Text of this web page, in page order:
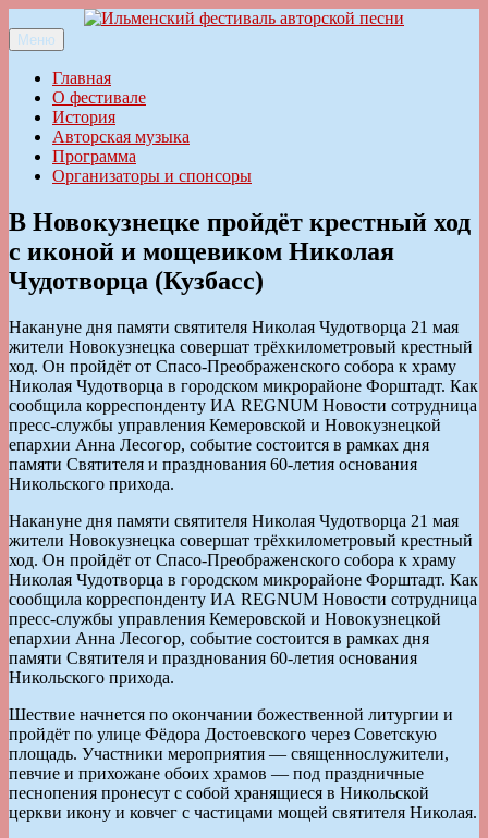
к
содержимому
Ильменский фестиваль авторской песни
Меню
Главная
О фестивале
История
Авторская музыка
Программа
Организаторы и спонсоры
В Новокузнецке пройдёт крестный ход
с иконой и мощевиком Николая
Чудотворца (Кузбасс)
Накануне дня памяти святителя Николая Чудотворца 21 мая
жители Новокузнецка совершат трёхкилометровый крестный
ход. Он пройдёт от Спасо-Преображенского собора к храму
Николая Чудотворца в городском микрорайоне Форштадт. Как
сообщила корреспонденту ИА REGNUM Новости сотрудница
пресс-службы управления Кемеровской и Новокузнецкой
епархии Анна Лесогор, событие состоится в рамках дня
памяти Святителя и празднования 60-летия основания
Никольского прихода.
Накануне дня памяти святителя Николая Чудотворца 21 мая
жители Новокузнецка совершат трёхкилометровый крестный
ход. Он пройдёт от Спасо-Преображенского собора к храму
Николая Чудотворца в городском микрорайоне Форштадт. Как
сообщила корреспонденту ИА REGNUM Новости сотрудница
пресс-службы управления Кемеровской и Новокузнецкой
епархии Анна Лесогор, событие состоится в рамках дня
памяти Святителя и празднования 60-летия основания
Никольского прихода.
Шествие начнется по окончании божественной литургии и
пройдёт по улице Фёдора Достоевского через Советскую
площадь. Участники мероприятия — священнослужители,
певчие и прихожане обоих храмов — под праздничные
песнопения пронесут с собой хранящиеся в Никольской
церкви икону и ковчег с частицами мощей святителя Николая.